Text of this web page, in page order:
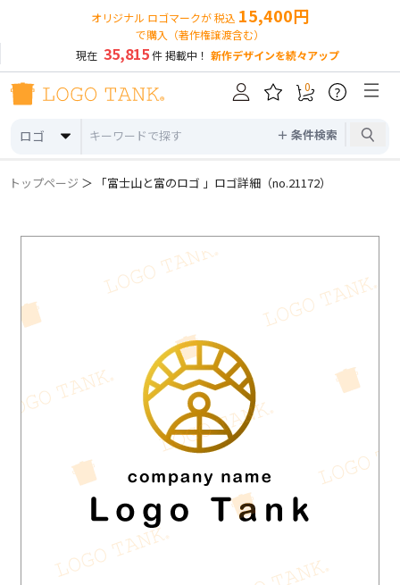
オリジナル ロゴマークが 税込 15,400円
で購入（著作権譲渡含む）
現在 35,815件 掲載中！ 新作デザインを続々アップ
ロゴ ＋ 条件検索
0 ?
トップページ ＞ 「富士山と富のロゴ 」ロゴ詳細（no.21172）